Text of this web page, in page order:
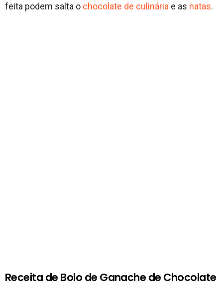
feita podem salta o chocolate de culinária e as natas.
Receita de Bolo de Ganache de Chocolate